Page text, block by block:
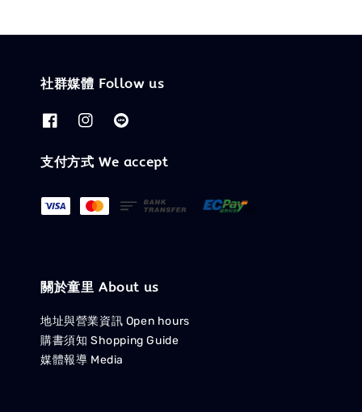
社群媒體 Follow us
支付方式 We accept
關於童里 About us
地址與營業資訊 Open hours
購書須知 Shopping Guide
媒體報導 Media